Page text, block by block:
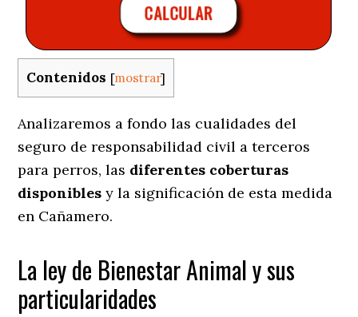
CALCULAR
Contenidos [mostrar]
Analizaremos a fondo las cualidades del
seguro de responsabilidad civil a terceros
para perros, las diferentes coberturas
disponibles y la significación de esta medida
en Cañamero.
La ley de Bienestar Animal y sus
particularidades